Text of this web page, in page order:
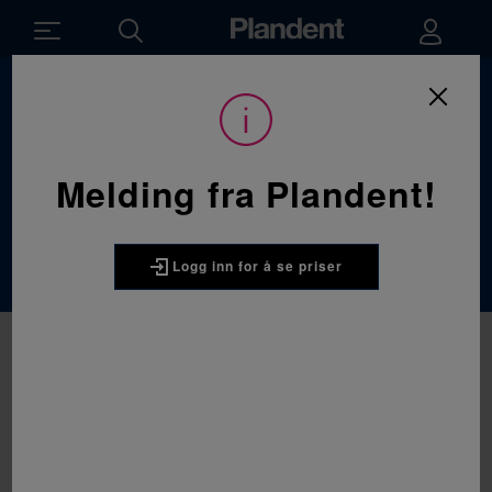
Engangsartikler
Avfall og
oppbevaring
Melding fra Plandent!
Logg inn for å se priser